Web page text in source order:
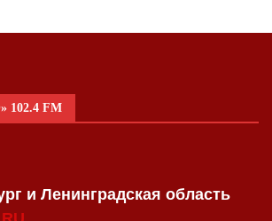
102.4 FM
и Ленинградская область